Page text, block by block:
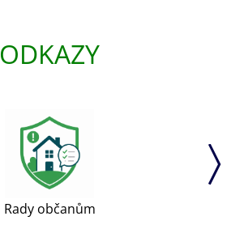
ODKAZY
Rady občanům